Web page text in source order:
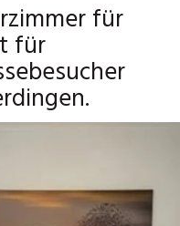
für
für